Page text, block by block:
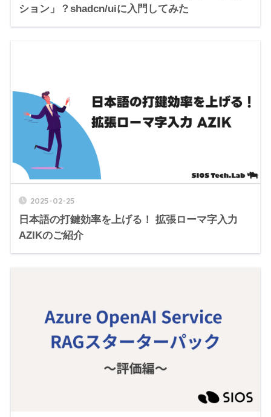
ション」？shadcn/uiに入門してみた
2025-02-25
日本語の打鍵効率を上げる！ 拡張ローマ字入力
AZIKのご紹介